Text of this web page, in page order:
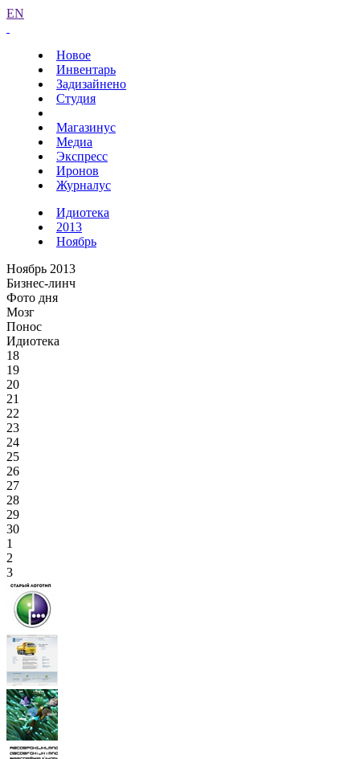
EN
Новое
Инвентарь
Задизайнено
Студия
Магазинус
Медиа
Экспресс
Иронов
Журналус
Идиотека
2013
Ноябрь
Ноябрь 2013
Бизнес-линч
Фото дня
Мозг
Понос
Идиотека
18
19
20
21
22
23
24
25
26
27
28
29
30
1
2
3